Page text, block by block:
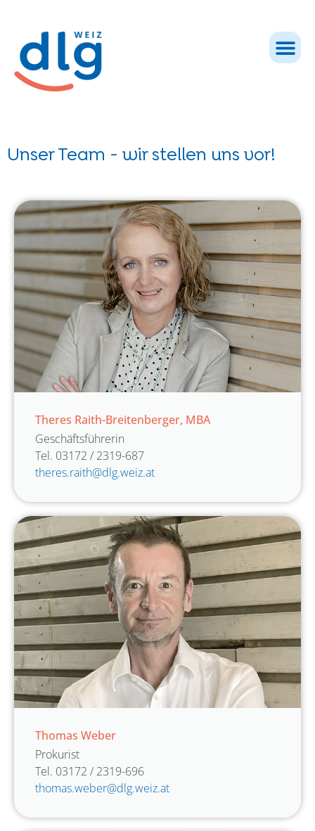
Unser Team - wir stellen uns vor!
Theres Raith-Breitenberger, MBA
Geschäftsführerin
Tel. 03172 / 2319-687
theres.raith@dlg.weiz.at
Thomas Weber
Prokurist
Tel. 03172 / 2319-696
thomas.weber@dlg.weiz.at